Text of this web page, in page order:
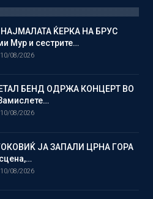
ЌЕРКА НА БРУС
Мур и сестрите…
10/08/2026
БЕНД ОДРЖА КОНЦЕРТ ВО
10/08/2026
ЈА ЗАПАЛИ ЦРНА ГОРА
10/08/2026